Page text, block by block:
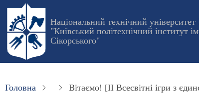
Перейти
основного
вмісту
Національний технічний університет
"Київський політехнічний інститут
Сікорського"
Головна Вітаємо! [ІІ Всесвітні ігри з